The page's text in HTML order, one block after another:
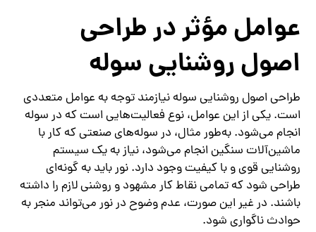
عوامل مؤثر در طراحی
اصول روشنایی سوله
طراحی اصول روشنایی سوله نیازمند توجه به عوامل متعددی
است. یکی از این عوامل، نوع فعالیت‌هایی است که در سوله
انجام می‌شود. به‌طور مثال، در سوله‌های صنعتی که کار با
ماشین‌آلات سنگین انجام می‌شود، نیاز به یک سیستم
روشنایی قوی و با کیفیت وجود دارد. نور باید به گونه‌ای
طراحی شود که تمامی نقاط کار مشهود و روشنی لازم را داشته
باشند. در غیر این صورت، عدم وضوح در نور می‌تواند منجر به
حوادث ناگواری شود.